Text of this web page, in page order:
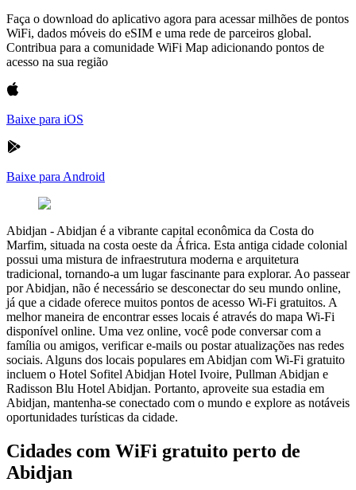
Faça o download do aplicativo agora para acessar milhões de pontos
WiFi, dados móveis do eSIM e uma rede de parceiros global.
Contribua para a comunidade WiFi Map adicionando pontos de
acesso na sua região
Baixe para iOS
Baixe para Android
Abidjan - Abidjan é a vibrante capital econômica da Costa do
Marfim, situada na costa oeste da África. Esta antiga cidade colonial
possui uma mistura de infraestrutura moderna e arquitetura
tradicional, tornando-a um lugar fascinante para explorar. Ao passear
por Abidjan, não é necessário se desconectar do seu mundo online,
já que a cidade oferece muitos pontos de acesso Wi-Fi gratuitos. A
melhor maneira de encontrar esses locais é através do mapa Wi-Fi
disponível online. Uma vez online, você pode conversar com a
família ou amigos, verificar e-mails ou postar atualizações nas redes
sociais. Alguns dos locais populares em Abidjan com Wi-Fi gratuito
incluem o Hotel Sofitel Abidjan Hotel Ivoire, Pullman Abidjan e
Radisson Blu Hotel Abidjan. Portanto, aproveite sua estadia em
Abidjan, mantenha-se conectado com o mundo e explore as notáveis
oportunidades turísticas da cidade.
Cidades com WiFi gratuito perto de
Abidjan